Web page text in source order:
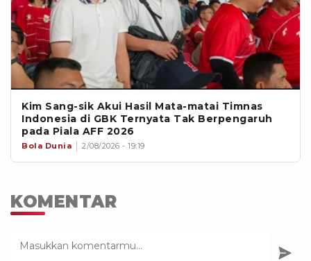
Kim Sang-sik Akui Hasil Mata-matai Timnas
Indonesia di GBK Ternyata Tak Berpengaruh
pada Piala AFF 2026
Bola Dunia 2/08/2026 - 19:19
KOMENTAR